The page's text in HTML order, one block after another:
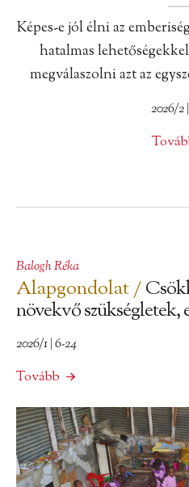
Képes-e jól élni az
hatalmas
megválaszolni azt az
2026/2
Balogh Réka
Alapgondolat /
növekvő
2026/1 | 6-24
Tovább